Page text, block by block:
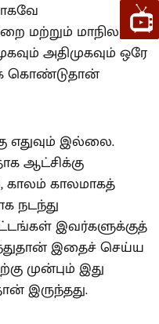
மற்றும் மாநில
அதிமுகவும் ஒரே
கொண்டுதான்
எதுவும் இல்லை.
ஆட்சிக்கு
காலம் காலமாகத்
நடந்து
இவர்களுக்குத்
இதைச் செய்ய
முன்பும் இது
இருந்தது.